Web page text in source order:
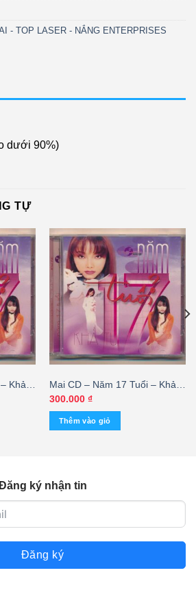
- TOP LASER - NẮNG ENTERPRISES
dưới 90%)
TỰ
Khả
Mai CD – Năm 17 Tuổi – Khả
Tú (KGTUS) – cái
300.000 ₫
Thêm vào giỏ
ký nhận tin
Đăng ký